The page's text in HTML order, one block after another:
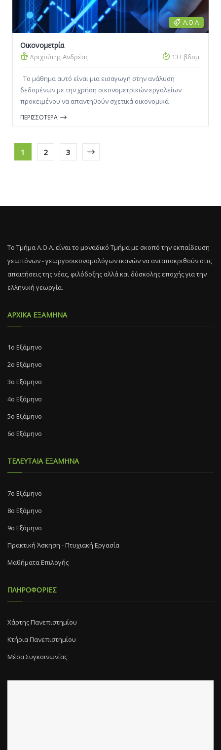
Α.Ο.Α
Οικονομετρία
Δριχούτης Ανδρέας 13 Εβδομ.
Το μάθημα αυτό είναι μια εισαγωγή στην ανάλυση
δεδομένων με την χρήση οικονομετρικών εργαλείων
προκειμένου να απαντηθούν σχετικά οικονομικά
δεδομένων.
ΠΕΡΙΣΣΟΤΕΡΑ
1 2 3
Το Τμήμα Α.Ο.Α. είναι το μοναδικό Τμήμα με σκοπό την εκπαίδευση
γεωπόνων - γεωργοοικονομολόγων ικανών να ανταποκριθούν στις
απαιτήσεις της νέας, φιλόδοξης αλλά και δύσκολης εποχής για την
ελληνική γεωργία.
ΑΡΧΙΚΑ ΕΞΑΜΗΝΑ
1ο Εξάμηνο
2ο Εξάμηνο
3ο Εξάμηνο
4ο Εξάμηνο
5ο Εξάμηνο
6ο Εξάμηνο
ΤΕΛΕΥΤΑΙΑ ΕΞΑΜΗΝΑ
7o Eξάμηνο
8o Eξάμηνο
9ο Εξάμηνο
Πρακτική Άσκηση - Πτυχιακή Εργασία
Μαθήματα Επιλογής
ΠΛΗΡΟΦΟΡΙΕΣ
Χάρτης Πανεπιστημίου
Κτήρια Πανεπιστημίου
Μέσα Συγκοινωνίας